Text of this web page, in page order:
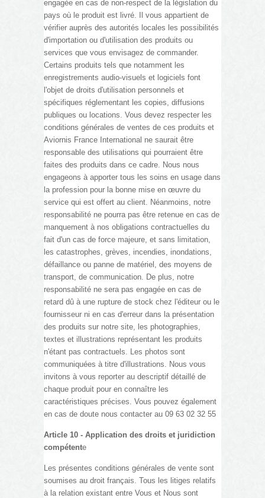
engagée en cas de non-respect de la législation du
pays où le produit est livré. Il vous appartient de
vérifier auprès des autorités locales les possibilités
d'importation ou d'utilisation des produits ou
services que vous envisagez de commander.
Certains produits tels que notamment les
enregistrements audio-visuels et logiciels font
l'objet de droits d'utilisation personnels et
spécifiques réglementant les copies, diffusions
publiques ou locations. Vous devez respecter les
conditions générales de ventes de ces produits et
Aviornis France International ne saurait être
responsable des utilisations qui pourraient être
faites des produits dans ce cadre. Nous nous
engageons à apporter tous les soins en usage dans
la profession pour la bonne mise en œuvre du
service qui est offert au client. Néanmoins, notre
responsabilité ne pourra pas être retenue en cas de
manquement à nos obligations contractuelles du
fait d'un cas de force majeure, et sans limitation,
les catastrophes, grèves, incendies, inondations,
défaillance ou panne de matériel, des moyens de
transport, de communication. De plus, notre
responsabilité ne sera pas engagée en cas de
retard dû à une rupture de stock chez l'éditeur ou le
fournisseur ni en cas d'erreur dans la présentation
des produits sur notre site, les photographies,
textes et illustrations représentant les produits
n'étant pas contractuels. Les photos sont
communiquées à titre d'illustrations. Nous vous
invitons à vous reporter au descriptif détaillé de
chaque produit pour en connaître les
caractéristiques précises. Vous pouvez également
en cas de doute nous contacter au 09 63 02 32 55
Article 10 - Application des droits et juridiction
compétente
Les présentes conditions générales de vente sont
soumises au droit français. Tous les litiges relatifs
à la relation existant entre Vous et Nous sont